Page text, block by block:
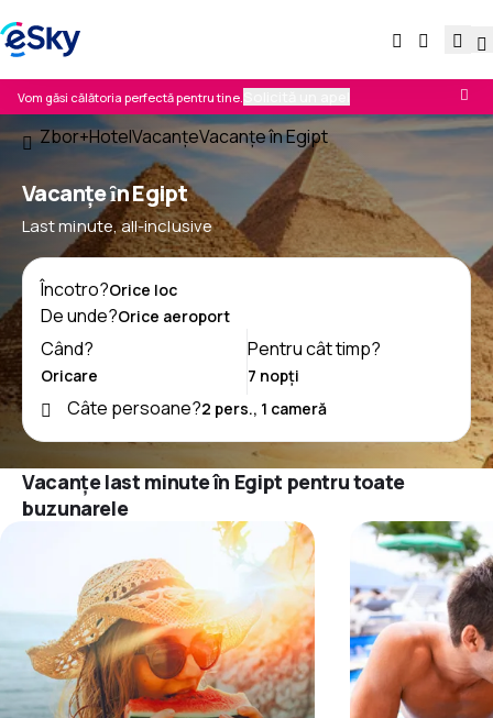
Vom găsi călătoria perfectă pentru tine.
Zbor+HotelVacanţeVacanţe în Egipt
Vacanțe ȋn Egipt
Last minute, all-inclusive
Încotro?
De unde?
Când?
Pentru cât timp?
Câte persoane?
Vacanțe last minute în Egipt pentru toate
buzunarele